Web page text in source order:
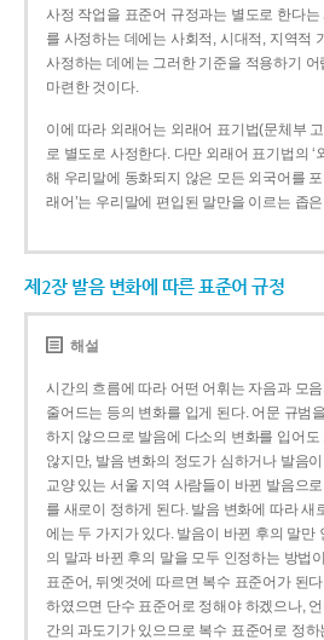
사정 작업을 표준어 규정과는 별도로 한다
를 사정하는 데에는 사회적, 시대적, 지역적
사정하는 데에는 그러한 기준을 적용하기
마련한 것이다.
이에 따라 외래어는 외래어 표기법(문체부
로 별도로 사정한다. 다만 외래어 표기법의 ‘
해 우리말에 동화되지 않은 모든 외국어를 포
래어’는 우리말에 편입된 말만을 이르는 좁
제2장 발음 변화에 따른 표준어 규정
해설
시간의 흐름에 따라 어떤 어휘는 자음과 모
줄어드는 등의 변화를 입게 된다. 어문 규범
하지 않으므로 발음에 다소의 변화를 입어
않지만, 발음 변화의 정도가 심하거나 발음
교양 있는 서울 지역 사람들이 바뀐 발음으
를 새로이 정하게 된다. 발음 변화에 따라 새
에는 두 가지가 있다. 발음이 바뀐 후의 말만
의 말과 바뀐 후의 말을 모두 인정하는 방법
표준어, 뒤엣것에 따르면 복수 표준어가 된
하였으면 단수 표준어로 정해야 하겠으나,
간의 과도기가 있으므로 복수 표준어로 정